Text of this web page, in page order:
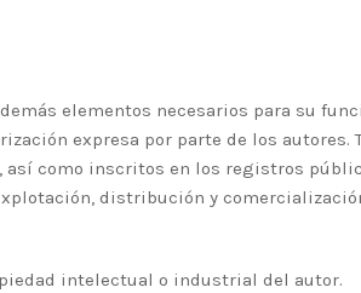
elementos necesarios para su
expresa por parte de los autores.
como inscritos en los registros
distribución y
intelectual o industrial del autor.